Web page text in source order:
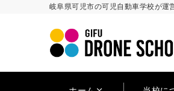
岐阜県可児市の可児自動車学校が